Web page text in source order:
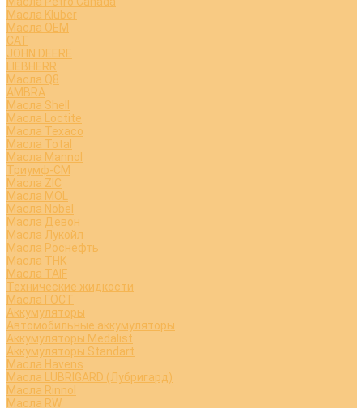
Масла Kluber
Масла OEM
CAT
JOHN DEERE
LIEBHERR
Масла Q8
AMBRA
Масла Shell
Масла Loctite
Масла Texaco
Масла Total
Масла Mannol
Триумф-СМ
Масла ZIC
Масла MOL
Масла Nobel
Масла Девон
Масла Лукойл
Масла Роснефть
Масла ТНК
Масла TAIF
Технические жидкости
Масла ГОСТ
Аккумуляторы
Автомобильные аккумуляторы
Аккумуляторы Medalist
Аккумуляторы Standart
Масла Havens
Масла LUBRIGARD (Лубригард)
Масла Rinnol
Масла RW